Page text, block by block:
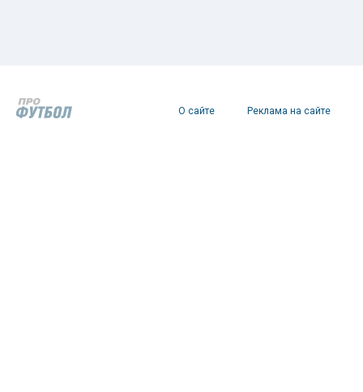
О сайте Реклама на сайте